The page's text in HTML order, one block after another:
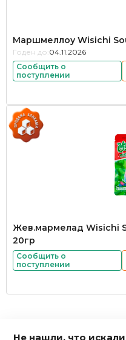
Маршмеллоу Wisichi
Годен до: 04.11.2026
Сообщить о
поступлении
Жев.мармелад Wisichi
20гр
Сообщить о
поступлении
Не нашли, что